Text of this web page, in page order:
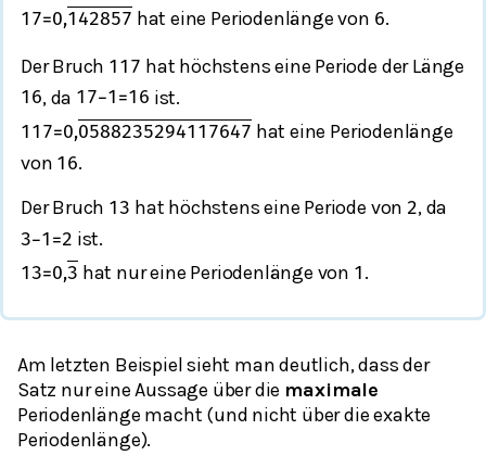
1 7=0,142857 hat eine Periodenlänge von 6.
Der Bruch 1 17 hat höchstens eine Periode der Länge
16, da 17−1 =16 ist.
1 17=0,0588235294117647 hat eine Periodenlänge
von 16.
Der Bruch 13 hat höchstens eine Periode von 2, da
3−1 =2 ist.
1 3=0,3 hat nur eine Periodenlänge von 1 .
Am letzten Beispiel sieht man deutlich, dass der
Satz nur eine Aussage über die maximale
Periodenlänge macht (und nicht über die exakte
Periodenlänge).